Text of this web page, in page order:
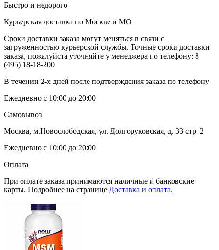
Быстро и недорого
Курьерская доставка по Москве и МО
Сроки доставки заказа могут меняться в связи с
загруженностью курьерской службы. Точные сроки доставки
заказа, пожалуйста уточняйте у менеджера по телефону: 8
(495) 18-18-200
В течении 2-х дней после подтверждения заказа по телефону
Ежедневно с 10:00 до 20:00
Самовывоз
Москва, м.Новослободская, ул. Долгоруковская, д. 33 стр. 2
Ежедневно с 10:00 до 20:00
Оплата
При оплате заказа принимаются наличные и банковские
карты. Подробнее на странице Доставка и оплата.